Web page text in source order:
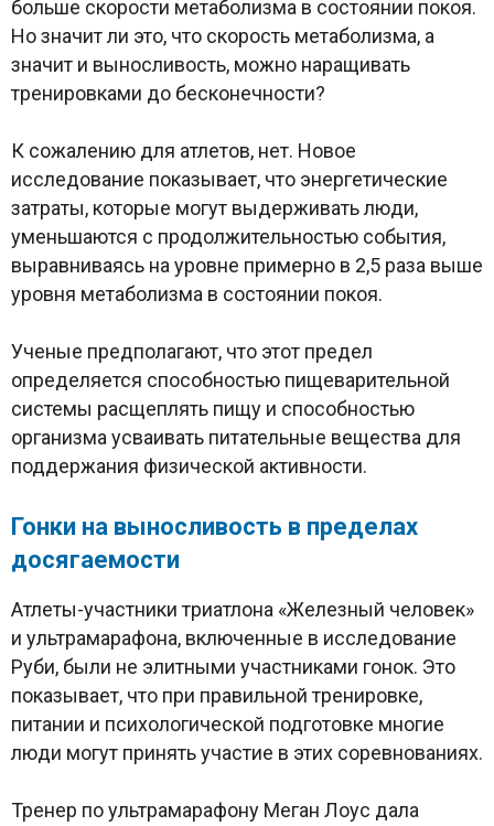
больше скорости метаболизма в состоянии покоя.
Но значит ли это, что скорость метаболизма, а
значит и выносливость, можно наращивать
тренировками до бесконечности?
К сожалению для атлетов, нет. Новое
исследование показывает, что энергетические
затраты, которые могут выдерживать люди,
уменьшаются с продолжительностью события,
выравниваясь на уровне примерно в 2,5 раза выше
уровня метаболизма в состоянии покоя.
Ученые предполагают, что этот предел
определяется способностью пищеварительной
системы расщеплять пищу и способностью
организма усваивать питательные вещества для
поддержания физической активности.
Гонки на выносливость в пределах
досягаемости
Атлеты-участники триатлона «Железный человек»
и ультрамарафона, включенные в исследование
Руби, были не элитными участниками гонок. Это
показывает, что при правильной тренировке,
питании и психологической подготовке многие
люди могут принять участие в этих соревнованиях.
Тренер по ультрамарафону Меган Лоус дала